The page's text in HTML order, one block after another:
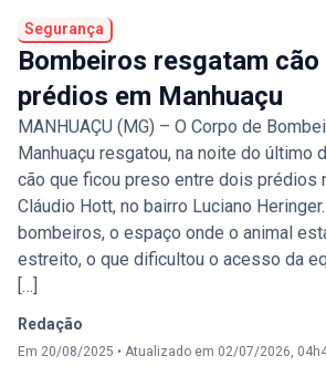
Segurança
Bombeiros resgatam
prédios em Manhuaçu
MANHUAÇU (MG) – O Corpo de
Manhuaçu resgatou, na noite do último
cão que ficou preso entre dois prédios
Cláudio Hott, no bairro Luciano
bombeiros, o espaço onde o animal
estreito, o que dificultou o acesso da
[…]
Redação
Em 20/08/2025 • Atualizado em 02/07/2026,